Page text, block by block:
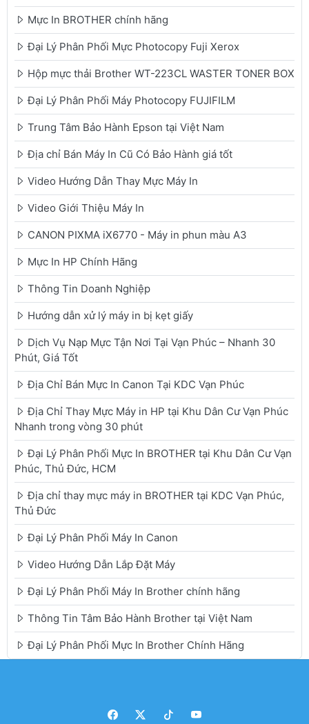
Mực In BROTHER chính hãng
Đại Lý Phân Phối Mực Photocopy Fuji Xerox
Hộp mực thải Brother WT-223CL WASTER TONER BOX
Đại Lý Phân Phối Máy Photocopy FUJIFILM
Trung Tâm Bảo Hành Epson tại Việt Nam
Địa chỉ Bán Máy In Cũ Có Bảo Hành giá tốt
Video Hướng Dẫn Thay Mực Máy In
Video Giới Thiệu Máy In
CANON PIXMA iX6770 - Máy in phun màu A3
Mực In HP Chính Hãng
Thông Tin Doanh Nghiệp
Hướng dẫn xử lý máy in bị kẹt giấy
Dịch Vụ Nạp Mực Tận Nơi Tại Vạn Phúc – Nhanh 30
Phút, Giá Tốt
Địa Chỉ Bán Mực In Canon Tại KDC Vạn Phúc
Địa Chỉ Thay Mực Máy in HP tại Khu Dân Cư Vạn Phúc
Nhanh trong vòng 30 phút
Đại Lý Phân Phối Mực In BROTHER tại Khu Dân Cư Vạn
Phúc, Thủ Đức, HCM
Địa chỉ thay mực máy in BROTHER tại KDC Vạn Phúc,
Thủ Đức
Đại Lý Phân Phối Máy In Canon
Video Hướng Dẫn Lắp Đặt Máy
Đại Lý Phân Phối Máy In Brother chính hãng
Thông Tin Tâm Bảo Hành Brother tại Việt Nam
Đại Lý Phân Phối Mực In Brother Chính Hãng